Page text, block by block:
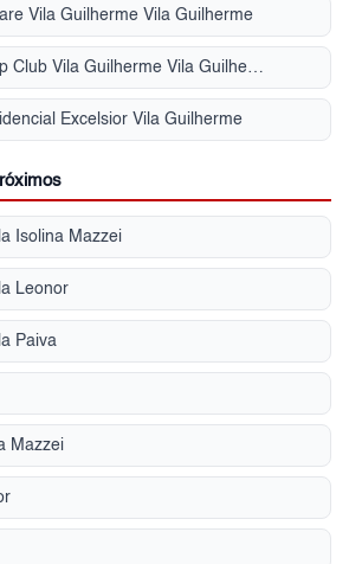
Vila Guilherme Vila Guilherme
Condomínio Shop Club Vila Guilherme Vila Guilherme
Excelsior Vila Guilherme
Isolina Mazzei
Leonor
Paiva
Mazzei